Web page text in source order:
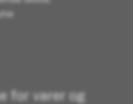
for varer og